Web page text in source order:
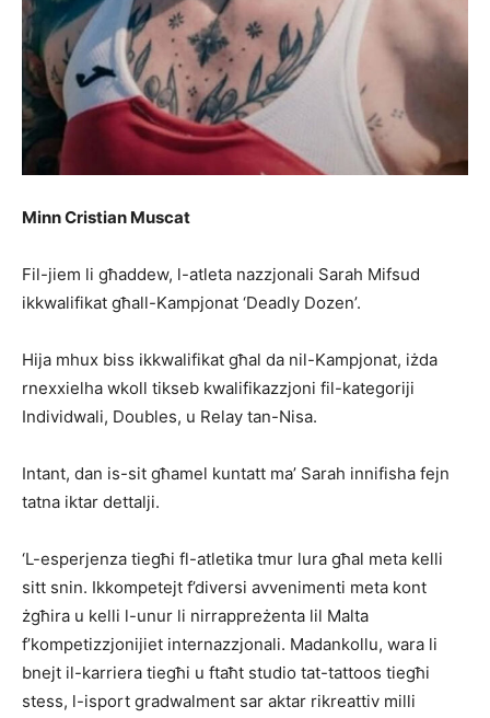
Minn Cristian Muscat
Fil-jiem li għaddew, l-atleta nazzjonali Sarah Mifsud
ikkwalifikat għall-Kampjonat ‘Deadly Dozen’.
Hija mhux biss ikkwalifikat għal da nil-Kampjonat, iżda
rnexxielha wkoll tikseb kwalifikazzjoni fil-kategoriji
Individwali, Doubles, u Relay tan-Nisa.
Intant, dan is-sit għamel kuntatt ma’ Sarah innifisha fejn
tatna iktar dettalji.
‘L-esperjenza tiegħi fl-atletika tmur lura għal meta kelli
sitt snin. Ikkompetejt f’diversi avvenimenti meta kont
żgħira u kelli l-unur li nirrappreżenta lil Malta
f’kompetizzjonijiet internazzjonali. Madankollu, wara li
bnejt il-karriera tiegħi u ftaħt studio tat-tattoos tiegħi
stess, l-isport gradwalment sar aktar rikreattiv milli